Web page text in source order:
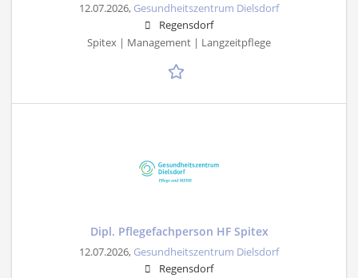
12.07.2026, Gesundheitszentrum Dielsdorf
Regensdorf
Spitex | Management | Langzeitpflege
Dipl. Pflegefachperson HF Spitex
12.07.2026, Gesundheitszentrum Dielsdorf
Regensdorf